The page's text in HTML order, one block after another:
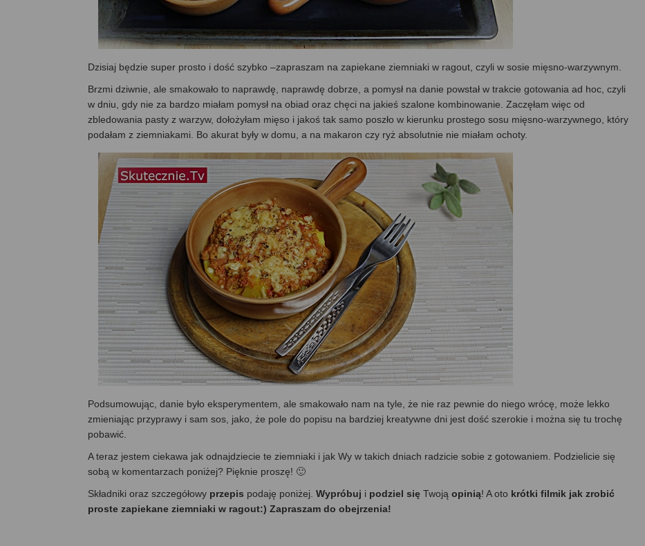
Dzisiaj będzie super prosto i dość szybko –zapraszam na zapiekane ziemniaki w ragout, czyli w sosie mięsno-warzywnym.
Brzmi dziwnie, ale smakowało to naprawdę, naprawdę dobrze, a pomysł na danie powstał w trakcie gotowania ad hoc, czyli
w dniu, gdy nie za bardzo miałam pomysł na obiad oraz chęci na jakieś szalone kombinowanie. Zaczęłam więc od
zbledowania pasty z warzyw, dołożyłam mięso i jakoś tak samo poszło w kierunku prostego sosu mięsno-warzywnego, który
podałam z ziemniakami. Bo akurat były w domu, a na makaron czy ryż absolutnie nie miałam ochoty.
Podsumowując, danie było eksperymentem, ale smakowało nam na tyle, że nie raz pewnie do niego wrócę, może lekko
zmieniając przyprawy i sam sos, jako, że pole do popisu na bardziej kreatywne dni jest dość szerokie i można się tu trochę
pobawić.
A teraz jestem ciekawa jak odnajdziecie te ziemniaki i jak Wy w takich dniach radzicie sobie z gotowaniem. Podzielicie się
sobą w komentarzach poniżej? Pięknie proszę! 🙂
Składniki oraz szczegółowy przepis podaję poniżej. Wypróbuj i podziel się Twoją opinią! A oto krótki filmik jak zrobić
proste zapiekane ziemniaki w ragout:) Zapraszam do obejrzenia!